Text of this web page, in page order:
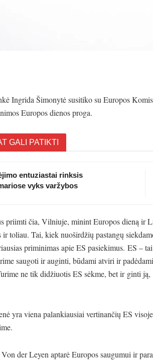
Ingrida Šimonytė susitiko su Europos
Europos dienos proga.
GALI PATIKTI
entuziastai rinksis
vyks varžybos
priimti čia, Vilniuje, minint Europos dieną ir
ir toliau. Tai, kiek nuoširdžių pastangų
priminimas apie ES pasiekimus. ES –
saugoti ir auginti, būdami atviri ir
ne tik didžiuotis ES sėkme, bet ir ginti
yra viena palankiausiai vertinančių ES
der Leyen aptarė Europos saugumui ir